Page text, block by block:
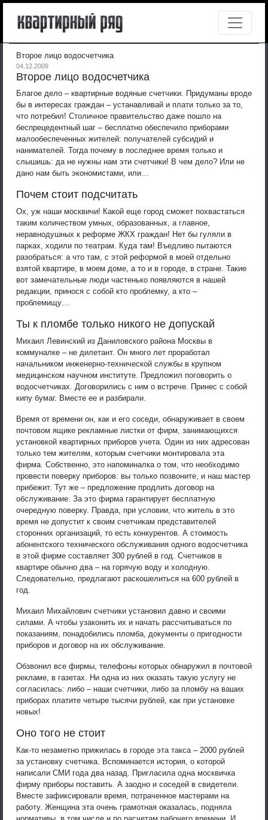
Второе лицо водосчетчика
04.12.2009
Второе лицо водосчетчика
Благое дело – квартирные водяные счетчики. Придуманы вроде
бы в интересах граждан – устанавливай и плати только за то,
что потребил! Столичное правительство даже пошло на
беспрецедентный шаг – бесплатно обеспечило приборами
малообеспеченных жителей: получателей субсидий и
нанимателей. Тогда почему в последнее время только и
слышишь: да не нужны нам эти счетчики! В чем дело? Или не
дано нам быть экономистами, или…
Почем стоит подсчитать
Ох, уж наши москвичи! Какой еще город сможет похвастаться
таким количеством умных, образованных, а главное,
неравнодушных к реформе ЖКХ граждан! Нет бы гуляли в
парках, ходили по театрам. Куда там! Въедливо пытаются
разобраться: а что там, с этой реформой в моей отдельно
взятой квартире, в моем доме, а то и в городе, в стране. Такие
вот замечательные люди частенько появляются в нашей
редакции, принося с собой кто проблемку, а кто –
проблемищу…
Ты к пломбе только никого не допускай
Михаил Левинский из Даниловского района Москвы в
коммуналке – не дилетант. Он много лет проработал
начальником инженерно-технической службы в крупном
медицинском научном институте. Предложил поговорить о
водосчетчиках. Договорились с ним о встрече. Принес с собой
кипу бумаг. Вместе ее и разбирали.
Время от времени он, как и его соседи, обнаруживает в своем
почтовом ящике рекламные листки от фирм, занимающихся
установкой квартирных приборов учета. Один из них адресован
только тем жителям, которым счетчики монтировала эта
фирма. Собственно, это напоминалка о том, что необходимо
провести поверку приборов: вы только позвоните, и наш мастер
прибежит. Тут же – предложение продлить договор на
обслуживание. За это фирма гарантирует бесплатную
очередную поверку. Правда, при условии, что житель в это
время не допустит к своим счетчикам представителей
сторонних организаций, то есть конкурентов. А стоимость
абонентского технического обслуживания одного водосчетчика
в этой фирме составляет 300 рублей в год. Счетчиков в
квартире обычно два – на горячую воду и холодную.
Следовательно, предлагают раскошелиться на 600 рублей в
год.
Михаил Михайлович счетчики установил давно и своими
силами. А чтобы узаконить их и начать рассчитываться по
показаниям, понадобились пломба, документы о пригодности
приборов и договор на их обслуживание.
Обзвонил все фирмы, телефоны которых обнаружил в почтовой
рекламе, в газетах. Ни одна из них оказать такую услугу не
согласилась: либо – наши счетчики, либо за пломбу на ваших
приборах платите четыре тысячи рублей, как при установке
новых!
Оно того не стоит
Как-то незаметно прижилась в городе эта такса – 2000 рублей
за установку счетчика. Вспоминается история, о которой
написали СМИ года два назад. Пригласила одна москвичка
фирму приборы поставить. А заодно и соседей в свидетели.
Вместе зафиксировали время, потраченное мастерами на
работу. Женщина эта очень грамотная оказалась, подняла
нормативы, в том числе и по расчетам рабочего времени. И